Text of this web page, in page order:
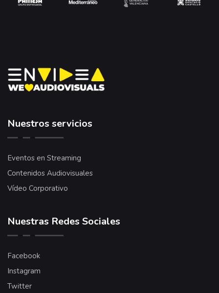
Nuestros servicios
Eventos en Streaming
Contenidos Audiovisuales
Vídeo Corporativo
Nuestras Redes Sociales
Facebook
Instagram
Twitter